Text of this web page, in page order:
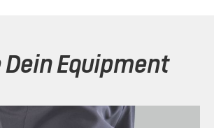
Dein Equipment